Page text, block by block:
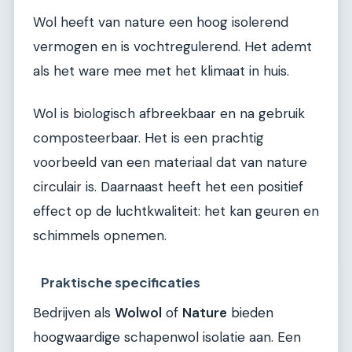
Wol heeft van nature een hoog isolerend
vermogen en is vochtregulerend. Het ademt
als het ware mee met het klimaat in huis.
Wol is biologisch afbreekbaar en na gebruik
composteerbaar. Het is een prachtig
voorbeeld van een materiaal dat van nature
circulair is. Daarnaast heeft het een positief
effect op de luchtkwaliteit: het kan geuren en
schimmels opnemen.
Praktische specificaties
Bedrijven als Wolwol of Nature bieden
hoogwaardige schapenwol isolatie aan. Een